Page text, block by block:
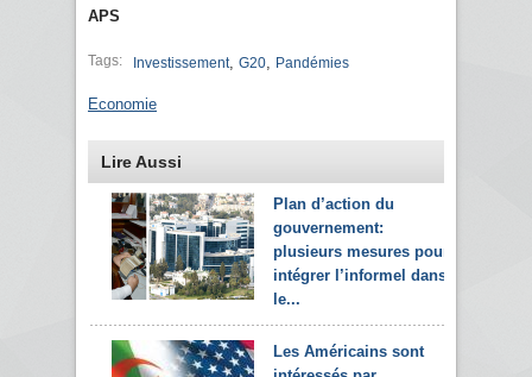
APS
Tags: Investissement, G20 Pandémies
Economie
Lire Aussi
Plan d’action du
gouvernement:
plusieurs mesures pour
intégrer l’informel dans
le...
Les Américains sont